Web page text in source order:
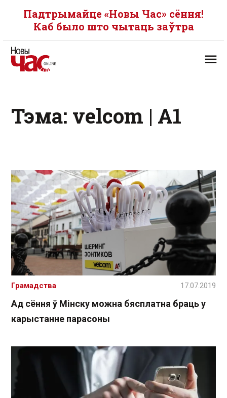
Падтрымайце «Новы Час» сёння!
Каб было што чытаць заўтра
Тэма: velcom | A1
Ад сёння ў Мінску можна бясплатна браць у
карыстанне парасоны
Грамадства 17.07.2019